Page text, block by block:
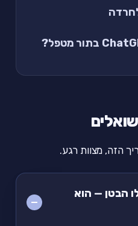
הזה, מצוות רגע.
הבטן — הוא